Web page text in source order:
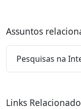
Assuntos
Pesquisas na
Links